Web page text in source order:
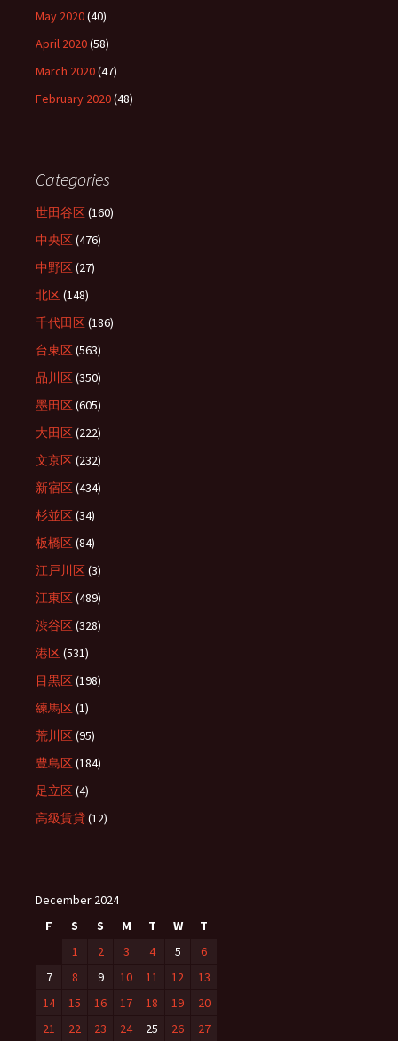
May 2020(40)
April 2020(58)
March 2020(47)
February 2020(48)
Categories
世田谷区(160)
中央区(476)
中野区(27)
北区(148)
千代田区(186)
台東区(563)
品川区(350)
墨田区(605)
大田区(222)
文京区(232)
新宿区(434)
杉並区(34)
板橋区(84)
江戸川区(3)
江東区(489)
渋谷区(328)
港区(531)
目黒区(198)
練馬区(1)
荒川区(95)
豊島区(184)
足立区(4)
高級賃貸(12)
December 2024
F
S S M T W T
1 2 3 4 5
6
7
8 9 10 11 12
13
14
15 16 17 18 19
20
21
22 23 24 25 26
27